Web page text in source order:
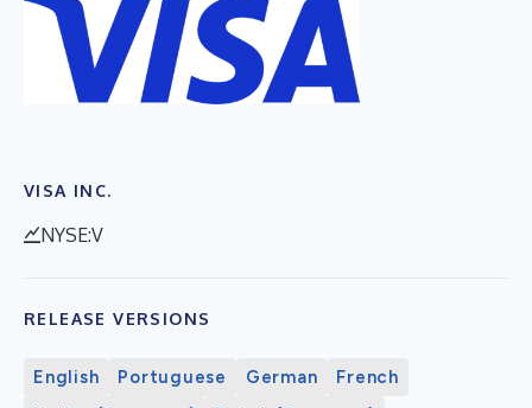
VISA INC.
NYSE:V
RELEASE VERSIONS
English Portuguese German
French